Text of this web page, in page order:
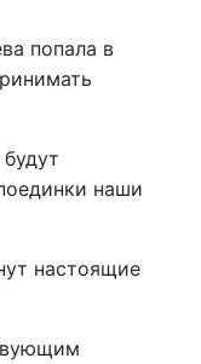
попала в
наши
настоящие